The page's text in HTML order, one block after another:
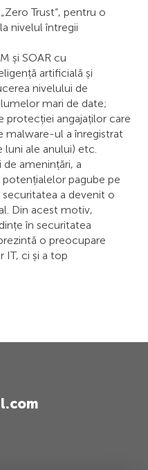
Trust“, pentru o
nivelul întregii
și SOAR cu
artificială și
nivelului de
mari de date;
protecției angajaților care
malware-ul a înregistrat
luni ale anului) etc.
amenințări, a
potențialelor pagube pe
a devenit o
Din acest motiv,
în securitatea
o preocupare
IT, ci și a top